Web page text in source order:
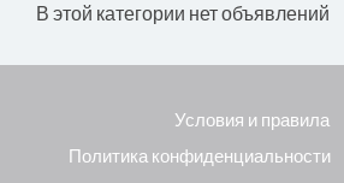
В этой категории нет объявлений
Условия и правила
Политика конфиденциальности